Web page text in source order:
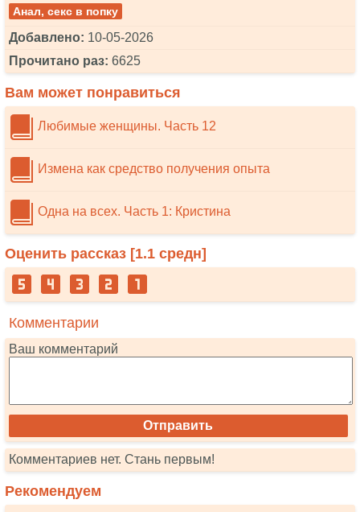
Анал, секс в попку
Добавлено: 10-05-2026
Прочитано раз: 6625
Вам может понравиться
Любимые женщины. Часть 12
Измена как средство получения опыта
Одна на всех. Часть 1: Кристина
Оценить рассказ [1.1 средн]
Комментарии
Ваш комментарий
Комментариев нет. Стань первым!
Рекомендуем